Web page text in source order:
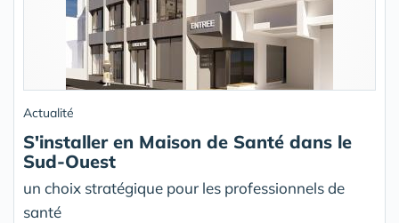
Actualité
S'installer en Maison de Santé dans le
Sud-Ouest
un choix stratégique pour les professionnels de
santé